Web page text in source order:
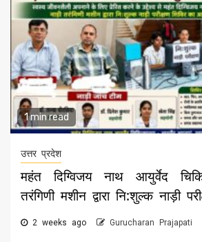
1 min read
उत्तर प्रदेश
महंत दिग्विजय नाथ आयुर्वेद
तरंगिणी मशीन द्वारा नि:शुल्क नाड़ी
2 weeks ago Gurucharan Prajapati